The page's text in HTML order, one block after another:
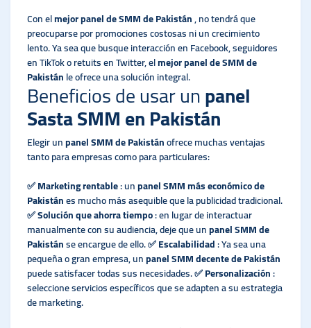
Con elmejor panel de SMM de Pakistán, no tendrá que
preocuparse por promociones costosas ni un crecimiento
lento. Ya sea que busque interacción en Facebook, seguidores
en TikTok o retuits en Twitter, elmejor panel de SMM de
Pakistánle ofrece una solución integral.
Beneficios de usar unpanel
Sasta SMM en Pakistán
Elegir unpanel SMM de Pakistánofrece muchas ventajas
tanto para empresas como para particulares:
✅Marketing rentable: unpanel SMM más económico de
Pakistánes mucho más asequible que la publicidad tradicional.
✅Solución que ahorra tiempo: en lugar de interactuar
manualmente con su audiencia, deje que unpanel SMM de
Pakistánse encargue de ello. ✅Escalabilidad: Ya sea una
pequeña o gran empresa, unpanel SMM decente de Pakistán
puede satisfacer todas sus necesidades. ✅Personalización:
seleccione servicios específicos que se adapten a su estrategia
de marketing.